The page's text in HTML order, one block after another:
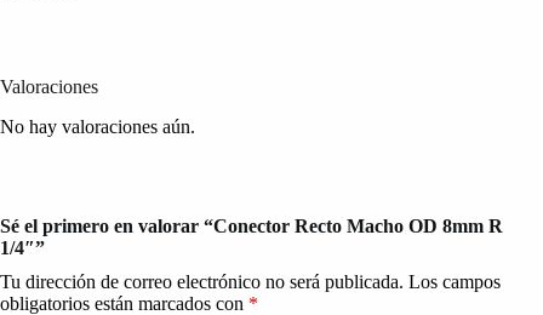
Valoraciones
No hay valoraciones aún.
Sé el primero en valorar “Conector Recto Macho OD 8mm R
1/4″”
Tu dirección de correo electrónico no será publicada. Los campos
obligatorios están marcados con *